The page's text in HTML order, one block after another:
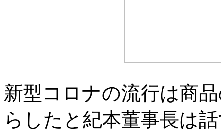
新型コロナの流行は商
らしたと紀本董事長は